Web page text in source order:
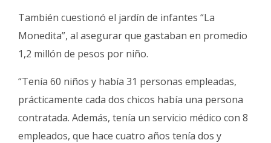
También cuestionó el jardín de infantes “La
Monedita”, al asegurar que gastaban en promedio
1,2 millón de pesos por niño.
“Tenía 60 niños y había 31 personas empleadas,
prácticamente cada dos chicos había una persona
contratada. Además, tenía un servicio médico con 8
empleados, que hace cuatro años tenía dos y